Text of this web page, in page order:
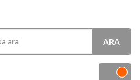
ARA